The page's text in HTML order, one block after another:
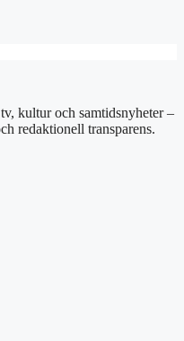
kultur och samtidsnyheter –
redaktionell transparens.